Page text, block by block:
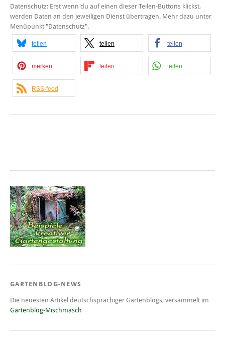
Datenschutz: Erst wenn du auf einen dieser Teilen-Buttons klickst,
werden Daten an den jeweiligen Dienst übertragen. Mehr dazu unter
Menüpunkt "Datenschutz".
teilen teilen teilen
merken teilen teilen
RSS-feed
GARTENBLOG-NEWS
Die neuesten Artikel deutschsprachiger Gartenblogs, versammelt im
Gartenblog-Mischmasch